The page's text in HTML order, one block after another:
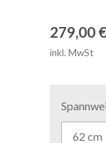
279,00 €
inkl. MwSt